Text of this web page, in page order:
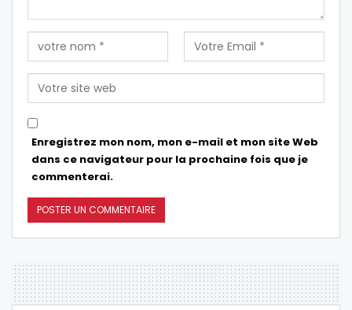
Enregistrez mon nom, mon e-mail et mon site Web
dans ce navigateur pour la prochaine fois que je
commenterai.